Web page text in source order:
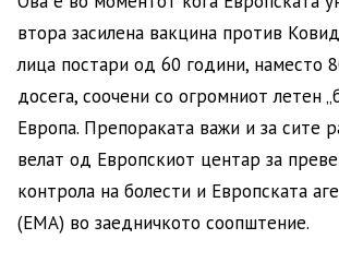
втора засилена вакцина против
лица постари од 60 години, наместо
досега, соочени со огромниот летен
Европа. Препораката важи и за сите
велат од Европскиот центар за
контрола на болести и Европската
(ЕМА) во заедничкото соопштение.